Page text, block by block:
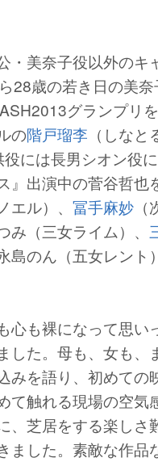
・美奈子役以外のキ
28歳の若き日の美
グランプリ
の階戸瑠李 （しな
には長男シオン役
』出演中の菅谷哲也
エル）、 冨手麻妙
み（三女ライム）、
島のん（五女レント
心も裸になって思い
した。母も、女も、
みを語り、初めての
て触れる現場の空気
、芝居をする楽しさ
ました。素敵な作品